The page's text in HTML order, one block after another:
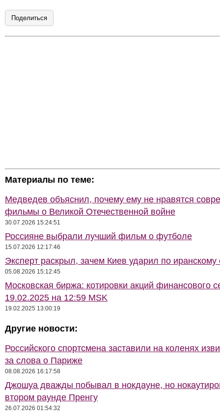
Поделиться
Материалы по теме:
Медведев объяснил, почему ему не нравятся
фильмы о Великой Отечественной войне
30.07.2026 15:24:51
Россияне выбрали лучший фильм о футболе
15.07.2026 12:17:46
Эксперт раскрыл, зачем Киев ударил по иранскому
05.08.2026 15:12:45
Московская биржа: котировки акций финансового
19.02.2025 на 12:59 MSK
19.02.2025 13:00:19
Другие новости:
Российского спортсмена заставили на коленях
за слова о Париже
08.08.2026 16:17:58
Джошуа дважды побывал в нокдауне, но
втором раунде Пренгу
26.07.2026 01:54:32